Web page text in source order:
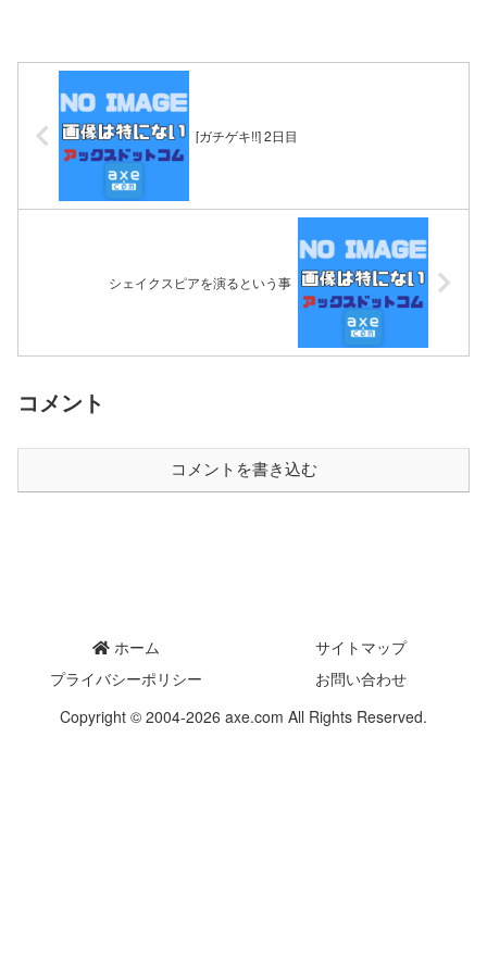
[ガチゲキ!!] 2日目
シェイクスピアを演るという事
コメント
コメントを書き込む
ホーム
サイトマップ
プライバシーポリシー
お問い合わせ
Copyright © 2004-2026 axe.com All Rights Reserved.